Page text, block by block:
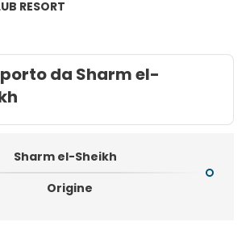
RESORT
da Sharm el-
Sharm el-Sheikh
Origine